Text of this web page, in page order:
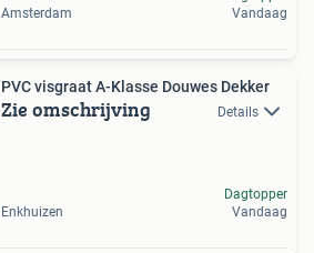
Amsterdam
Vandaag
PVC visgraat A-Klasse Douwes Dekker
Zie omschrijving Details
Enkhuizen
Dagtopper
Vandaag